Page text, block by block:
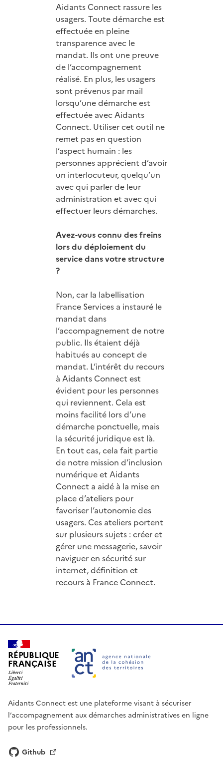
Aidants Connect rassure les
usagers. Toute démarche est
effectuée en pleine
transparence avec le
mandat. Ils ont une preuve
de l’accompagnement
réalisé. En plus, les usagers
sont prévenus par mail
lorsqu’une démarche est
effectuée avec Aidants
Connect. Utiliser cet outil ne
remet pas en question
l’aspect humain : les
personnes apprécient d’avoir
un interlocuteur, quelqu’un
avec qui parler de leur
administration et avec qui
effectuer leurs démarches.
Avez-vous connu des freins
lors du déploiement du
service dans votre structure
?
Non, car la labellisation
France Services a instauré le
mandat dans
l’accompagnement de notre
public. Ils étaient déjà
habitués au concept de
mandat. L’intérêt du recours
à Aidants Connect est
évident pour les personnes
qui reviennent. Cela est
moins facilité lors d’une
démarche ponctuelle, mais
la sécurité juridique est là.
En tout cas, cela fait partie
de notre mission d’inclusion
numérique et Aidants
Connect a aidé à la mise en
place d’ateliers pour
favoriser l’autonomie des
usagers. Ces ateliers portent
sur plusieurs sujets : créer et
gérer une messagerie, savoir
naviguer en sécurité sur
internet, définition et
recours à France Connect.
RÉPUBLIQUE
FRANÇAISE
Aidants Connect est une plateforme visant à sécuriser
l’accompagnement aux démarches administratives en ligne
pour les professionnels.
Github